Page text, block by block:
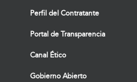
Perfil del Contratante
Portal de Transparencia
Canal Ético
Gobierno Abierto